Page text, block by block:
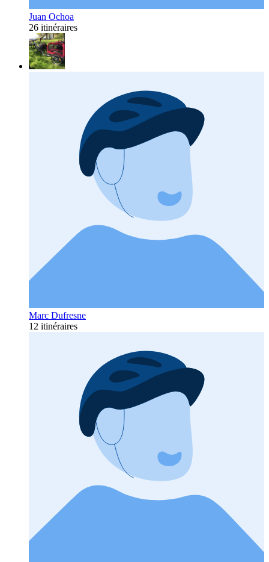
Juan Ochoa
26 itinéraires
Marc Dufresne
12 itinéraires